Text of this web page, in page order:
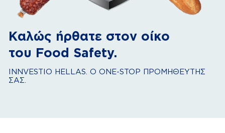
Καλώς ήρθατε στον οίκο
του Food Safety.
INNVESTIO HELLAS. Ο ONE-STOP ΠΡΟΜΗΘΕΥΤΗΣ
ΣΑΣ.